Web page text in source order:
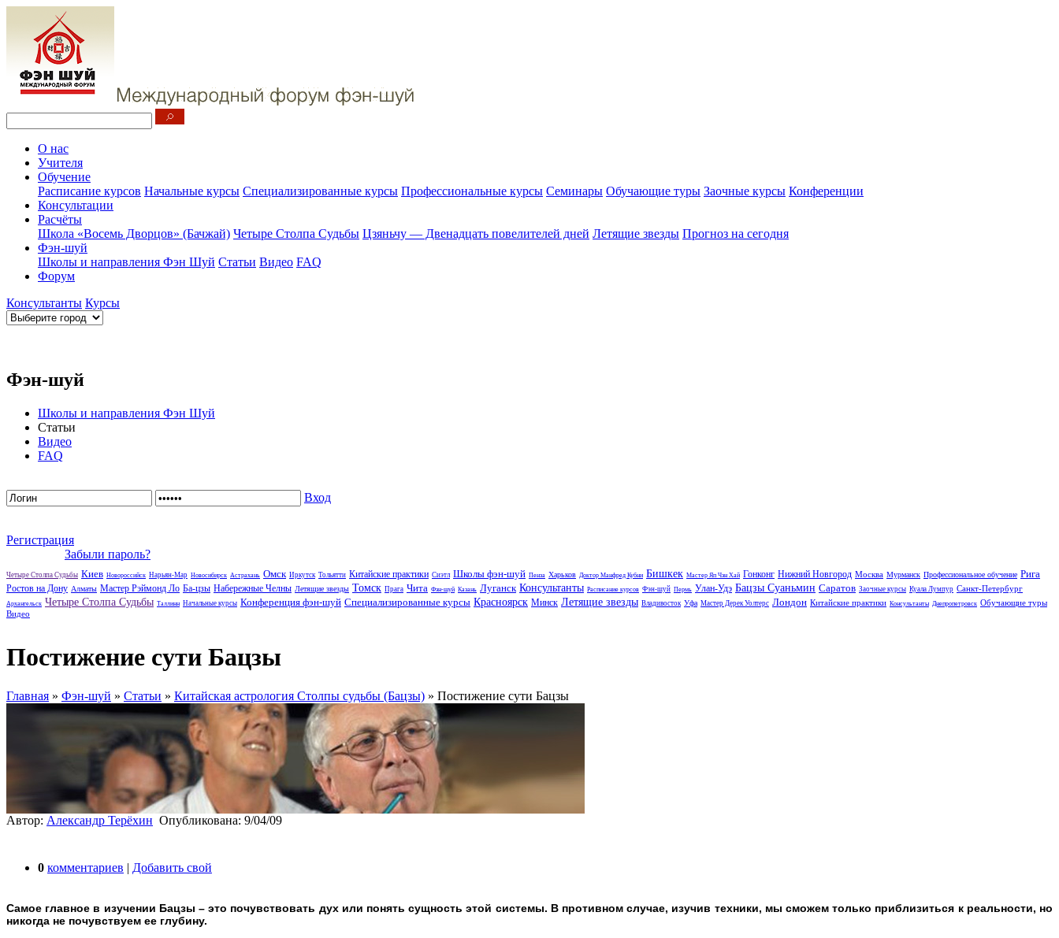
О нас
Учителя
Обучение
Расписание курсов Начальные курсы Специализированные курсы Профессиональные курсы Семинары Обучающие туры Заочные курсы Конференции
Консультации
Расчёты
Школа «Восемь Дворцов» (Бачжай) Четыре Столпа Судьбы Цзяньчу — Двенадцать повелителей дней Летящие звезды Прогноз на сегодня
Фэн-шуй
Школы и направления Фэн Шуй Статьи Видео FAQ
Форум
Консультанты Курсы
Фэн-шуй
Школы и направления Фэн Шуй
Статьи
Видео
FAQ
Вход
Регистрация
Забыли пароль?
Четыре Столпа Судьбы Киев Новороссийск Нарьян-Мар Новосибирск Астрахань Омск Иркутск Тольятти Китайские практики Сиэтл Школы фэн-шуй Пенза Харьков Доктор Манфред Кубни Бишкек Мастер Яп Чэн Хай Гонконг Нижний Новгород Москва Мурманск Профессиональное обучение Рига
Ростов на Дону Алматы Мастер Рэймонд Ло Ба-цзы Набережные Челны Летящие звезды Томск Прага Чита Фэн-шуй Казань Луганск Консультанты Расписание курсов Фэн-шуй Пермь Улан-Удэ Бацзы Суаньмин Саратов Заочные курсы Куала Лумпур Санкт-Петербург
Архангельск Четыре Столпа Судьбы Таллинн Начальные курсы Конференция фэн-шуй Специализированные курсы Красноярск Минск Летящие звезды Владивосток Уфа Мастер Дерек Уолтерс Лондон Китайские практики Консультанты Днепропетровск Обучающие туры
Видео
Постижение сути Бацзы
Главная » Фэн-шуй » Статьи » Китайская астрология Столпы судьбы (Бацзы) » Постижение сути Бацзы
Автор: Александр Терёхин Опубликована: 9/04/09
0 комментариев | Добавить свой
Самое главное в изучении Бацзы – это почувствовать дух или понять сущность этой системы. В противном случае, изучив техники, мы сможем только приблизиться к реальности, но
никогда не почувствуем ее глубину.